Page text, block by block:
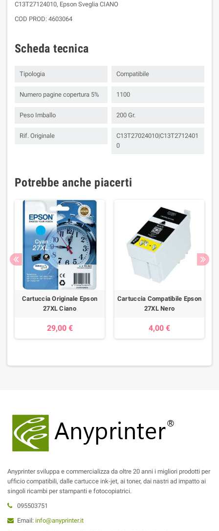
C13T27124010, Epson Sveglia CIANO
COD PROD: 4603064
Scheda tecnica
Tipologia Compatibile
Numero pagine copertura 5% 1100
Peso Imballo 200 Gr.
Rif. Originale
C13T27024010|C13T2712401
0
Potrebbe anche piacerti
Cartuccia Originale Epson
27XL Ciano
29,00 €
Cartuccia Compatibile Epson
27XL Nero
4,00 €
Anyprinter sviluppa e commercializza da oltre 20 anni i migliori prodotti per
ufficio compatibili, dalle cartucce ink-jet, ai toner, dai nastri ad impatto ai
singoli ricambi per stampanti e fotocopiatrici.
095503751
Email: info@anyprinter.it